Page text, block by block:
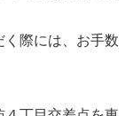
際には、お手数